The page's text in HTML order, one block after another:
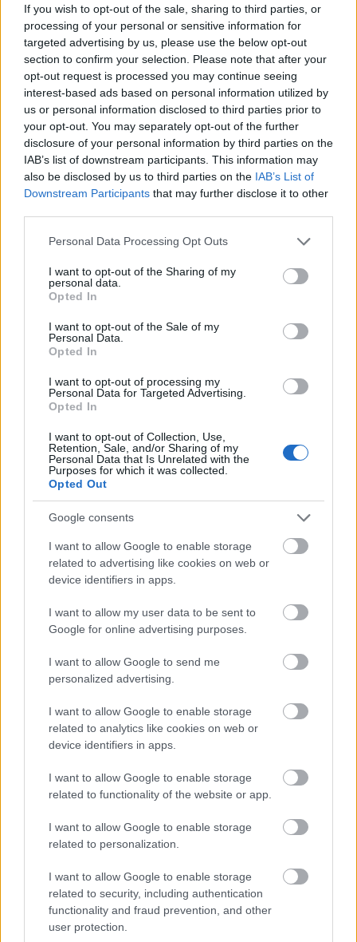
If you wish to opt-out of the sale, sharing to third parties, or
processing of your personal or sensitive information for
targeted advertising by us, please use the below opt-out
section to confirm your selection. Please note that after your
opt-out request is processed you may continue seeing
interest-based ads based on personal information utilized by
us or personal information disclosed to third parties prior to
your opt-out. You may separately opt-out of the further
disclosure of your personal information by third parties on the
IAB’s list of downstream participants. This information may
also be disclosed by us to third parties on the IAB’s List of
Downstream Participants that may further disclose it to other
Please note that this website/app uses one or more Google
not limited to your visit or usage behaviour. You may click to
grant or deny consent to Google and its third-party tags to
use your data for below specified purposes in below Google
consent section.
Personal Data Processing Opt Outs
I want to opt-out of the Sharing of my
personal data.
Opted In
I want to opt-out of the Sale of my
Personal Data.
Opted In
I want to opt-out of processing my
Personal Data for Targeted Advertising.
Opted In
I want to opt-out of Collection, Use,
Retention, Sale, and/or Sharing of my
Personal Data that Is Unrelated with the
Purposes for which it was collected.
Opted Out
Google consents
I want to allow Google to enable storage
related to advertising like cookies on web or
device identifiers in apps.
I want to allow my user data to be sent to
Google for online advertising purposes.
I want to allow Google to send me
personalized advertising.
I want to allow Google to enable storage
related to analytics like cookies on web or
device identifiers in apps.
I want to allow Google to enable storage
related to functionality of the website or app.
I want to allow Google to enable storage
related to personalization.
I want to allow Google to enable storage
related to security, including authentication
functionality and fraud prevention, and other
user protection.
Προσφέρει στους ιδιοκτήτες και τις διοικήσεις
ξενοδοχείων ένα εργαλείο αξιολόγησης και
βελτίωσης των υπηρεσιών τους.
Οφέλη από την Πιστοποίηση The PLUS Star*
Απαιτήσεις Πιστοποίησης
Διαδικασία Πιστοποίησης
Η διαδικασία πιστοποίησης περιλαμβάνει τα εξής
βήματα:
Μυστικός Επισκέπτης (Mystery Guesting):
Πραγματοποιείται αξιολόγηση μέσω της επίσκεψης
μυστικού επισκέπτη, ο οποίος χρησιμοποιεί το
αντικειμενικά όλες τις υπηρεσίες του καταλύματος,
από την υποδοχή μέχρι την εξυπηρέτηση στο
Βαθμολογία Ποιότητας:Εάν το ξενοδοχείο επιτύχει
τουλάχιστον το 70% της βαθμολογίας ποιότητας, του
αποδίδεται η πιστοποίηση The PLUS Star*.
πραγματοποιούνται ετήσιοι έλεγχοι,
εξασφαλίζοντας τη συμμόρφωση και τη συνεχή
Φιλοσοφία